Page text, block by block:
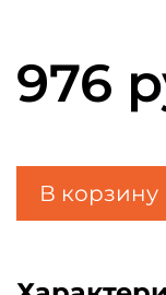
976
В корзину